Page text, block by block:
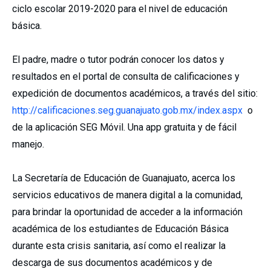
ciclo escolar 2019-2020 para el nivel de educación
básica.
El padre, madre o tutor podrán conocer los datos y
resultados en el portal de consulta de calificaciones y
expedición de documentos académicos, a través del sitio:
http://calificaciones.seg.guanajuato.gob.mx/index.aspx o
de la aplicación SEG Móvil. Una app gratuita y de fácil
manejo.
La Secretaría de Educación de Guanajuato, acerca los
servicios educativos de manera digital a la comunidad,
para brindar la oportunidad de acceder a la información
académica de los estudiantes de Educación Básica
durante esta crisis sanitaria, así como el realizar la
descarga de sus documentos académicos y de